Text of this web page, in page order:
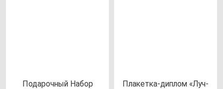
Пода­роч­ный Набор
Пла­кет­ка-дип­лом «Луч­